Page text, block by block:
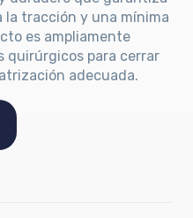
tracción y una mínima
es ampliamente
quirúrgicos para cerrar
adecuada.